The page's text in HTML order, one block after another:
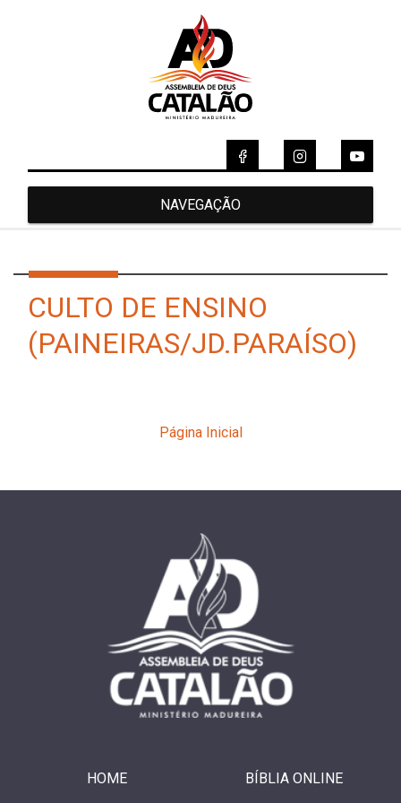
NAVEGAÇÃO
CULTO DE ENSINO
(PAINEIRAS/JD.PARAÍSO)
Página Inicial
HOME BÍBLIA ONLINE